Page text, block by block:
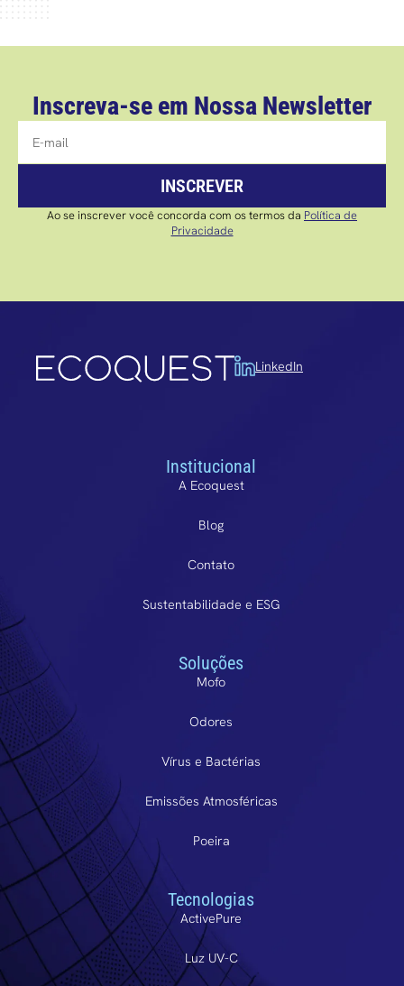
Inscreva-se em Nossa Newsletter
INSCREVER
Ao se inscrever você concorda com os termos da Política de
Privacidade
LinkedIn
Institucional
A Ecoquest
Blog
Contato
Sustentabilidade e ESG
Soluções
Mofo
Odores
Vírus e Bactérias
Emissões Atmosféricas
Poeira
Tecnologias
ActivePure
Luz UV-C